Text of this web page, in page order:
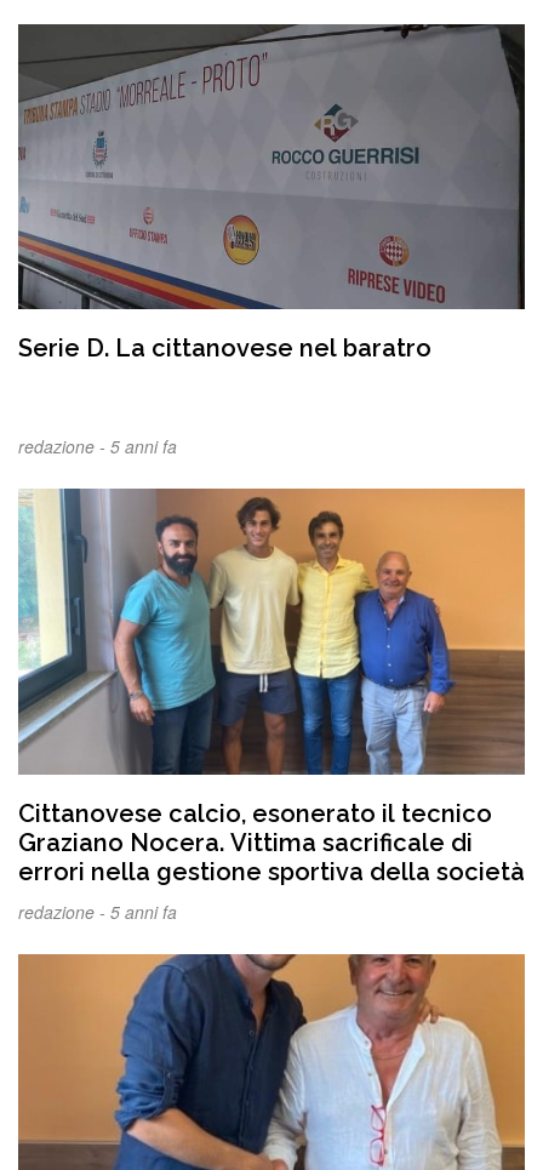
Serie D. La cittanovese nel baratro
redazione - 5 anni fa
Cittanovese calcio, esonerato il tecnico
Graziano Nocera. Vittima sacrificale di
errori nella gestione sportiva della società
redazione - 5 anni fa